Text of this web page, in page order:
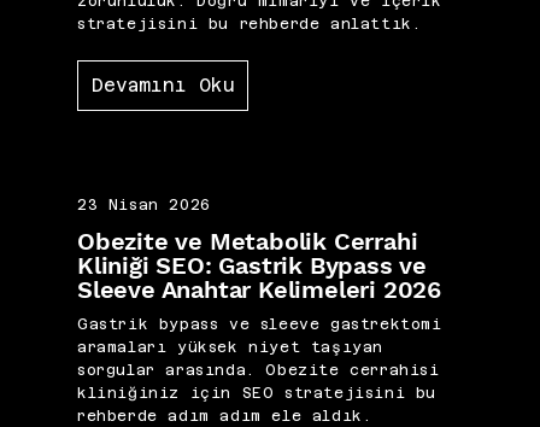
stratejisini bu rehberde anlattık.
Devamını Oku
23 Nisan 2026
Obezite ve Metabolik Cerrahi
Kliniği SEO: Gastrik Bypass ve
Sleeve Anahtar Kelimeleri 2026
Gastrik bypass ve sleeve gastrektomi
aramaları yüksek niyet taşıyan
sorgular arasında. Obezite cerrahisi
kliniğiniz için SEO stratejisini bu
rehberde adım adım ele aldık.